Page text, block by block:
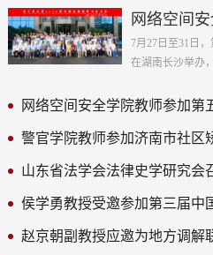
网络空间
多重zeta值
7月27日至31日
在湖南长沙举办
网络空间安全学院教师参加第
警官学院教师参加济南市社区
山东省法学会法律史学研究会
侯学勇教授受邀参加第三届中
赵京朝副教授应邀为地方调解